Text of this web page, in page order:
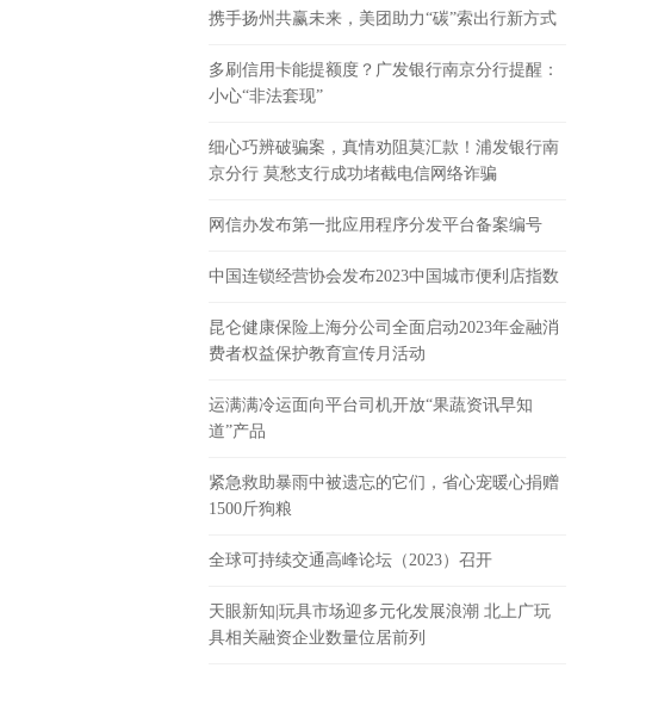
携手扬州共赢未来，美团助力“碳”索出行新方式
多刷信用卡能提额度？广发银行南京分行提醒：
小心“非法套现”
细心巧辨破骗案，真情劝阻莫汇款！浦发银行南
京分行 莫愁支行成功堵截电信网络诈骗
网信办发布第一批应用程序分发平台备案编号
中国连锁经营协会发布2023中国城市便利店指数
昆仑健康保险上海分公司全面启动2023年金融消
费者权益保护教育宣传月活动
运满满冷运面向平台司机开放“果蔬资讯早知
道”产品
紧急救助暴雨中被遗忘的它们，省心宠暖心捐赠
1500斤狗粮
全球可持续交通高峰论坛（2023）召开
天眼新知|玩具市场迎多元化发展浪潮 北上广玩
具相关融资企业数量位居前列